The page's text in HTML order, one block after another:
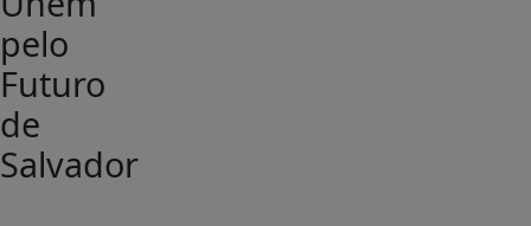
pelo
Futuro
de
Salvador